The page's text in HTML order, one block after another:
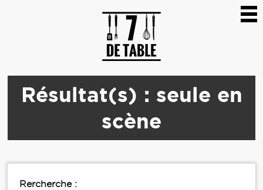
Résultat(s) : seule en
scène
Rercherche :